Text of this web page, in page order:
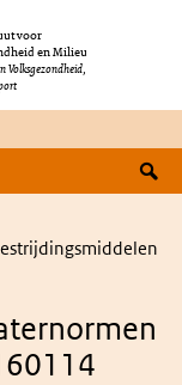
voor
en Milieu
Volksgezondheid,